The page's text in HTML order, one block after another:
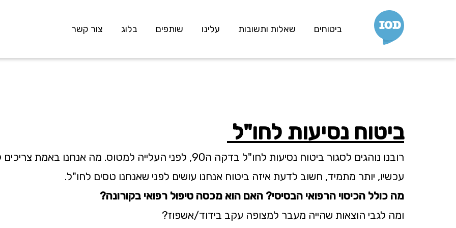
IOD ביטוחים
ביטוח מחלות סרטן
ביטוח בריאות
ביטוח תאונות אישיות
ביטוח מבנה
ביטוח רכב
שאלות ותשובות עלינו שותפים בלוג צור קשר
ביטוח נסיעות לחו"ל- נעים להכיר
ביטוח נסיעות לחו"ל
רובנו נוהגים לסגור ביטוח נסיעות לחו"ל בדקה ה90, לפני העלייה למטוס. מה אנחנו באמת צריכים לדעת על פוליסת נסיעות לחו"ל?
עכשיו, יותר מתמיד, חשוב לדעת איזה ביטוח אנחנו עושים לפני שאנחנו טסים לחו"ל.
מה כולל הכיסוי הרפואי הבסיסי? האם הוא מכסה טיפול רפואי בקורונה?
ומה לגבי הוצאות שהייה מעבר למצופה עקב בידוד/אשפוז?